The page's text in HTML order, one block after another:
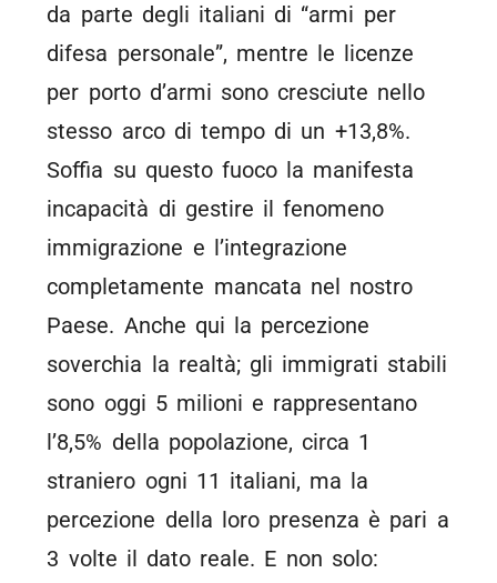
da parte degli italiani di “armi per
difesa personale”, mentre le licenze
per porto d’armi sono cresciute nello
stesso arco di tempo di un +13,8%.
Soffia su questo fuoco la manifesta
incapacità di gestire il fenomeno
immigrazione e l’integrazione
completamente mancata nel nostro
Paese. Anche qui la percezione
soverchia la realtà; gli immigrati stabili
sono oggi 5 milioni e rappresentano
l’8,5% della popolazione, circa 1
straniero ogni 11 italiani, ma la
percezione della loro presenza è pari a
3 volte il dato reale. E non solo: